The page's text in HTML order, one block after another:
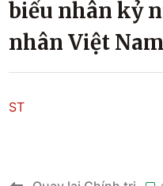
biểu nhân kỷ
nhân Việt Nam
ST